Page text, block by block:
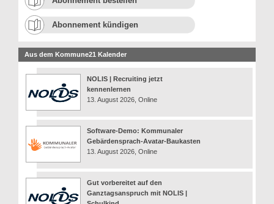
Abonnement kündigen
Aus dem Kommune21 Kalender
NOLIS | Recruiting jetzt
kennenlernen
13. August 2026, Online
Software-Demo: Kommunaler
Gebärdensprach-Avatar-Baukasten
13. August 2026, Online
Gut vorbereitet auf den
Ganztagsanspruch mit NOLIS |